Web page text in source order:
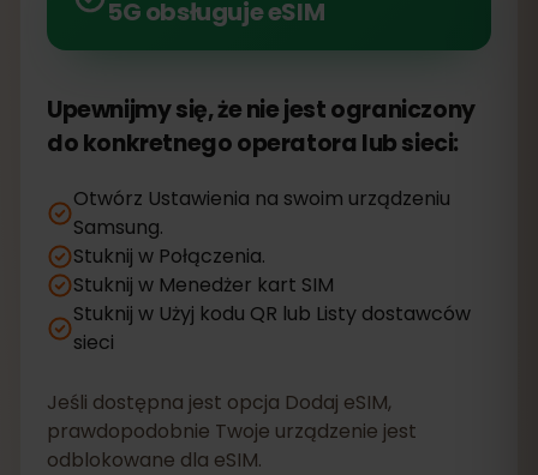
5G obsługuje eSIM
Upewnijmy się, że nie jest ograniczony
do konkretnego operatora lub sieci:
Otwórz Ustawienia na swoim urządzeniu
Samsung.
Stuknij w Połączenia.
Stuknij w Menedżer kart SIM
Stuknij w Użyj kodu QR lub Listy dostawców
sieci
Jeśli dostępna jest opcja Dodaj eSIM,
prawdopodobnie Twoje urządzenie jest
odblokowane dla eSIM.